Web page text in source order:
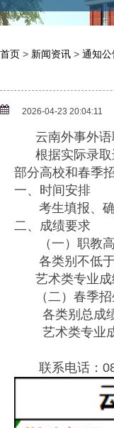
首页 > 新闻资讯 > 通知公
2026-04-23 20:04:11
云南外事外语
根据实际录取
部分高校和春季
一、时间安排
考生填报、确
二、成绩要求
（一）职教
各类别不低于
艺术类专业成
（二）春季招
各类别总成绩
艺术类专业成
联系电话：